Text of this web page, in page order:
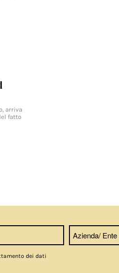
arriva
fatto
dei dati